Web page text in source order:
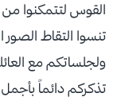
القوس لتتمكنوا من
تنسوا التقاط الصور
ولجلساتكم مع
تذكركم دائماً